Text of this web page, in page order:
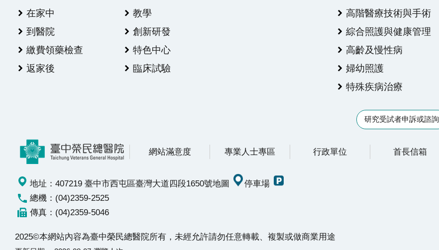
在家中
到醫院
繳費領藥檢查
返家後
教學
創新研發
特色中心
臨床試驗
高階醫療技術與手術
綜合照護與健康管理
高齡及慢性病
婦幼照護
特殊疾病治療
研究受試者申訴或諮詢
網站滿意度 專業人士專區 行政單位 首長信箱
地址：407219 臺中市西屯區臺灣大道四段1650號地圖
停車場
總機：(04)2359-2525
傳真：(04)2359-5046
2025©本網站內容為臺中榮民總醫院所有，未經允許請勿任意轉載、複製或做商業用途